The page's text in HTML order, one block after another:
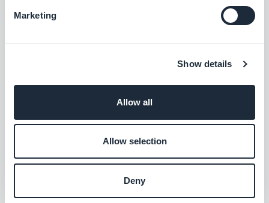
Marketing
Show details
Allow all
Allow selection
Deny
Øk synligheten og generer mer trafikk på
RSS-feed
Synkroniser eksternt nettinnhold til appen
din med GoodBarbers RSS-feed-
Gratis